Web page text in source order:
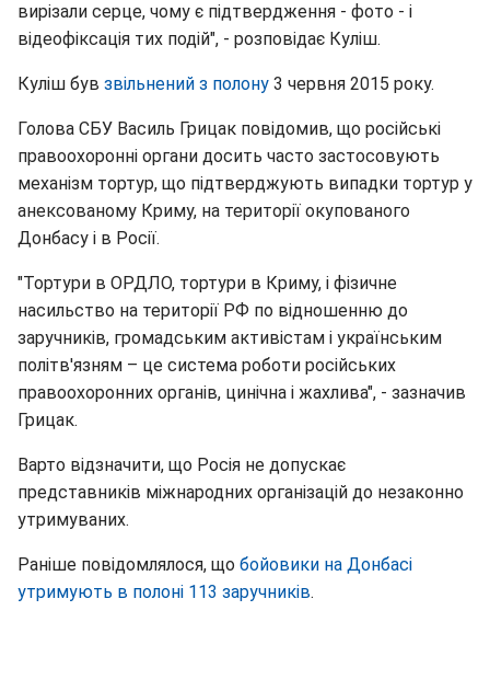
вирізали серце, чому є підтвердження - фото - і
відеофіксація тих подій", - розповідає Куліш.
Куліш був звільнений з полону 3 червня 2015 року.
Голова СБУ Василь Грицак повідомив, що російські
правоохоронні органи досить часто застосовують
механізм тортур, що підтверджують випадки тортур у
анексованому Криму, на території окупованого
Донбасу і в Росії.
"Тортури в ОРДЛО, тортури в Криму, і фізичне
насильство на території РФ по відношенню до
заручників, громадським активістам і українським
політв'язням – це система роботи російських
правоохоронних органів, цинічна і жахлива", - зазначив
Грицак.
Варто відзначити, що Росія не допускає
представників міжнародних організацій до незаконно
утримуваних.
Раніше повідомлялося, що бойовики на Донбасі
утримують в полоні 113 заручників.